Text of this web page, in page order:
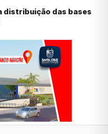
distribuição das bases